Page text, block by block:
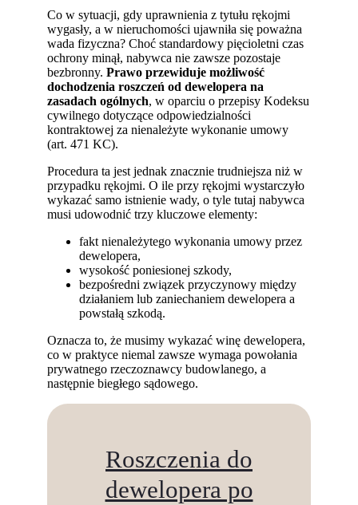
Co w sytuacji, gdy uprawnienia z tytułu rękojmi
wygasły, a w nieruchomości ujawniła się poważna
wada fizyczna? Choć standardowy pięcioletni czas
ochrony minął, nabywca nie zawsze pozostaje
bezbronny.Prawo przewiduje możliwość
dochodzenia roszczeń od dewelopera na
zasadach ogólnych, w oparciu o przepisy Kodeksu
cywilnego dotyczące odpowiedzialności
kontraktowej za nienależyte wykonanie umowy
(art. 471 KC).
Procedura ta jest jednak znacznie trudniejsza niż w
przypadku rękojmi. O ile przy rękojmi wystarczyło
wykazać samo istnienie wady, o tyle tutaj nabywca
musi udowodnić trzy kluczowe elementy:
fakt nienależytego wykonania umowy przez
dewelopera,
wysokość poniesionej szkody,
bezpośredni związek przyczynowy między
działaniem lub zaniechaniem dewelopera a
powstałą szkodą.
Oznacza to, że musimy wykazać winę dewelopera,
co w praktyce niemal zawsze wymaga powołania
prywatnego rzeczoznawcy budowlanego, a
następnie biegłego sądowego.
Roszczenia do
dewelopera po